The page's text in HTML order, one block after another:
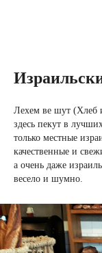
Лехем ве шут (Хлеб
здесь пекут в
только местные
качественные и
а очень даже
весело и шумно.